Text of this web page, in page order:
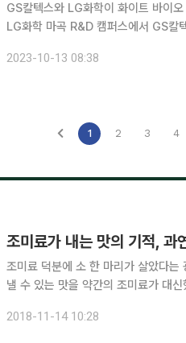
GS칼텍스와 LG화학이 화이트 바이오 생
LG화학 마곡 R&D 캠퍼스에서 GS칼
온산) 공동사업 협력을 위한 양해각
2023-10-13 08:38
1 2 3 4
조미료가 내는 맛의 기적, 과
조미료 덕분에 소 한 마리가 살았다
낼 수 있는 맛을 약간의 조미료가 대
트륨과 결합한 성분이다. 인간의 혀는
2018-11-14 10:28